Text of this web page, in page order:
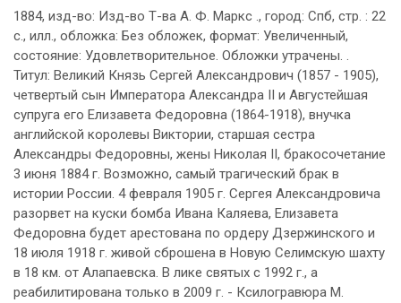
1884, изд-во: Изд-во Т-ва А. Ф. Маркс ., город: Спб, стр. : 22
с., илл., обложка: Без обложек, формат: Увеличенный,
состояние: Удовлетворительное. Обложки утрачены. .
Титул: Великий Князь Сергей Александрович (1857 - 1905),
четвертый сын Императора Александра II и Августейшая
супруга его Елизавета Федоровна (1864-1918), внучка
английской королевы Виктории, старшая сестра
Александры Федоровны, жены Николая II, бракосочетание
3 июня 1884 г. Возможно, самый трагический брак в
истории России. 4 февраля 1905 г. Сергея Александровича
разорвет на куски бомба Ивана Каляева, Елизавета
Федоровна будет арестована по ордеру Дзержинского и
18 июля 1918 г. живой сброшена в Новую Селимскую шахту
в 18 км. от Алапаевска. В лике святых с 1992 г., а
реабилитирована только в 2009 г. - Ксилогравюра М.